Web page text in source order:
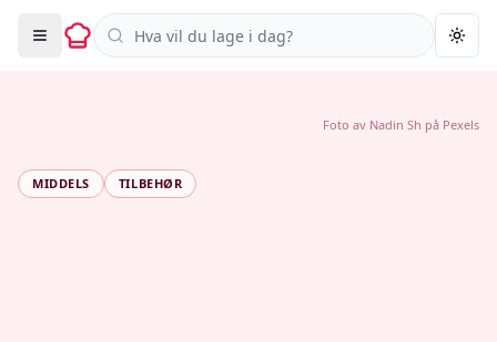
Søk i oppskrifter
MIDDELS TILBEHØR
Foto av Nadin Sh på Pexels